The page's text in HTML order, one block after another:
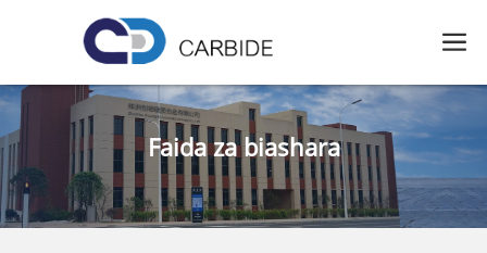
Faida za biashara